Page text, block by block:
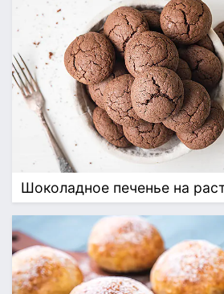
Шоколадное печенье на